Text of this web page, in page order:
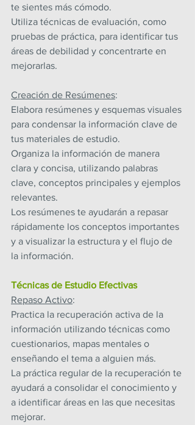
te sientes más cómodo.
Utiliza técnicas de evaluación, como
pruebas de práctica, para identificar tus
áreas de debilidad y concentrarte en
mejorarlas.
Creación de Resúmenes:
Elabora resúmenes y esquemas visuales
para condensar la información clave de
tus materiales de estudio.
Organiza la información de manera
clara y concisa, utilizando palabras
clave, conceptos principales y ejemplos
relevantes.
Los resúmenes te ayudarán a repasar
rápidamente los conceptos importantes
y a visualizar la estructura y el flujo de
la información.
Técnicas de Estudio Efectivas
Repaso Activo:
Practica la recuperación activa de la
información utilizando técnicas como
cuestionarios, mapas mentales o
enseñando el tema a alguien más.
La práctica regular de la recuperación te
ayudará a consolidar el conocimiento y
a identificar áreas en las que necesitas
mejorar.